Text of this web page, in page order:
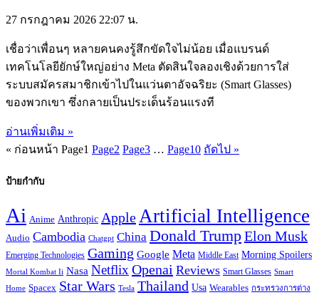
27 กรกฎาคม 2026 22:07 น.
เชื่อว่าเพื่อนๆ หลายคนคงรู้สึกขัดใจไม่น้อย เมื่อแบรนด์
เทคโนโลยียักษ์ใหญ่อย่าง Meta ตัดสินใจลองเชิงด้วยการใส่
ระบบสมัครสมาชิกเข้าไปในแว่นตาอัจฉริยะ (Smart Glasses)
ของพวกเขา ซึ่งกลายเป็นประเด็นร้อนแรงที
อ่านเพิ่มเติม »
« ก่อนหน้า Page1 Page2 Page3 … Page10 ถัดไป »
ป้ายกำกับ
Ai Anime Anthropic AppleArtificial Intelligence
Audio Cambodia Chatgpt China Donald TrumpElon Musk
Emerging Technologies Gaming Google Meta Middle East Morning Spoilers
Mortal Kombat Ii Nasa Netflix Openai Reviews Smart Glasses Smart
Home Spacex Star Wars Tesla Thailand Usa Wearables กระทรวงการต่าง